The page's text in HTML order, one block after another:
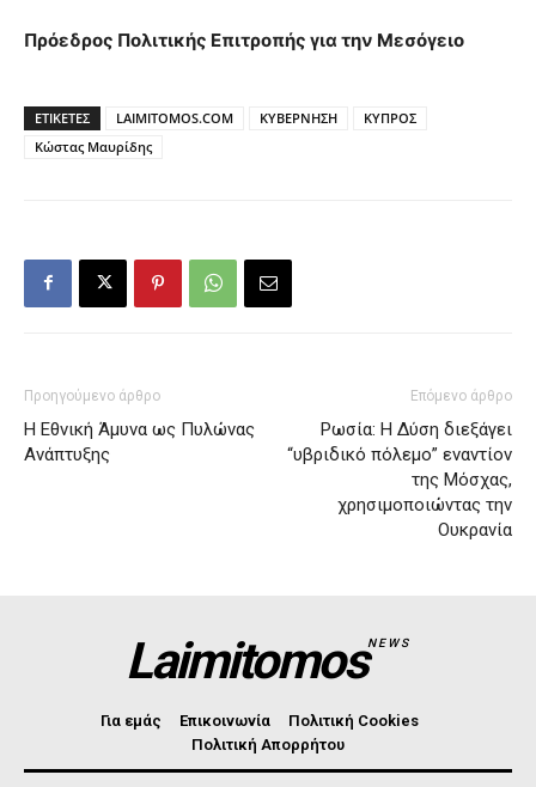
Πρόεδρος Πολιτικής Επιτροπής για την Μεσόγειο
ΕΤΙΚΕΤΕΣ LAIMITOMOS.COM ΚΥΒΕΡΝΗΣΗ
ΚΥΠΡΟΣ
Κώστας Μαυρίδης
Προηγούμενο άρθρο
Η Εθνική Άμυνα ως Πυλώνας
Ανάπτυξης
Επόμενο άρθρο
Ρωσία: Η Δύση διεξάγει
“υβριδικό πόλεμο” εναντίον
της Μόσχας,
χρησιμοποιώντας την
Ουκρανία
LaimitomosNEWS
Για εμάς Επικοινωνία
Πολιτική Cookies
Πολιτική Απορρήτου